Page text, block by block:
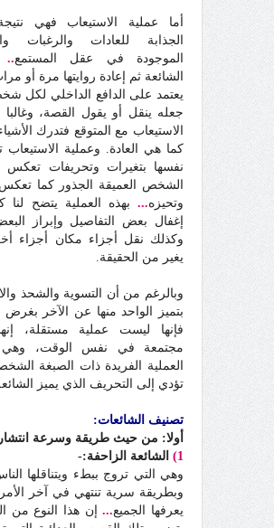
أما عملية الاستيعاب فهي
الجذابة للعادات والرغبات
الموجودة في عقل المستمع..
الشائعة ثم إعادة روايتها مرة أو
يعتمد على الدافع الداخلي لكل
جعله ينقل أو يقول القصة، وغالبا
الاستيعاب مع المتوقع فتدرك
كما هي العادة. وعملية الاستيعاب
نفسها بتغيرات وتحريفات
الشخص العميقة الجذور كما
وتحيزه... بهذه العملية يتضح لنا
إغفال بعض التفاصيل وإبراز
وكذلك نقل أجزاء مكان أجزاء
يغير من الحقيقة.
وبالرغم من أن التسوية والشحذ
بتميز الواحد منها عن الآخر بغرض
فإنها ليست عملية مستقلة،
مجتمعة في نفس الوقت،
العملية الفريدة ذات الصبغة
تؤدي إلى التحريف الذي يميز
تصنيف الشائعات:
أولا: من حيث طريقة وسرعة
1)
الشائعة الزاحفة:-
وهي التي تروج ببطء ويتناقلها
وبطريقة سرية تنتهي في آخر
يعرفها الجميع...إن هذا النوع من